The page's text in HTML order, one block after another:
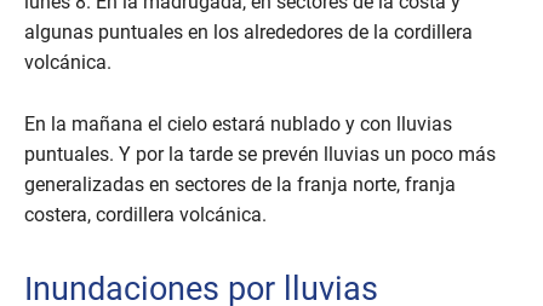
algunas puntuales en los alrededores de la cordillera
volcánica.
En la mañana el cielo estará nublado y con lluvias
puntuales. Y por la tarde se prevén lluvias un poco más
generalizadas en sectores de la franja norte, franja
costera, cordillera volcánica.
Inundaciones por lluvias